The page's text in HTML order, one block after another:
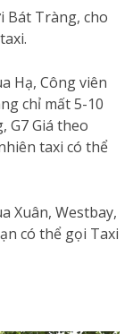
Bát Tràng, cho
Hạ, Công viên
chỉ mất 5-10
G7 Giá theo
taxi có thể
Xuân, Westbay,
có thể gọi Taxi